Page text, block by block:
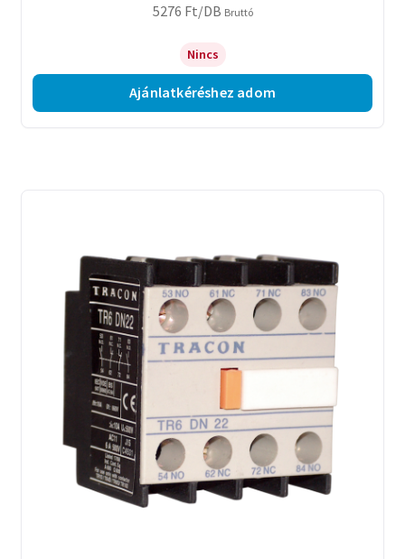
5276 Ft/DB Bruttó
Nincs
Ajánlatkéréshez adom